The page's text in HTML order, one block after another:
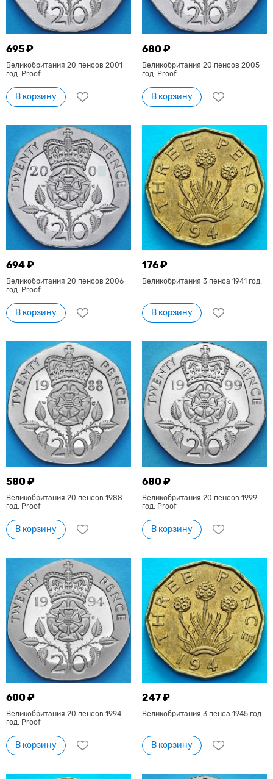
695 ₽
Великобритания 20 пенсов 2001
год. Proof
В корзину
680 ₽
Великобритания 20 пенсов 2005
год. Proof
В корзину
694 ₽
Великобритания 20 пенсов 2006
год. Proof
В корзину
176 ₽
Великобритания 3 пенса 1941 год.
В корзину
580 ₽
Великобритания 20 пенсов 1988
год. Proof
В корзину
680 ₽
Великобритания 20 пенсов 1999
год. Proof
В корзину
600 ₽
Великобритания 20 пенсов 1994
год. Proof
В корзину
247 ₽
Великобритания 3 пенса 1945 год.
В корзину